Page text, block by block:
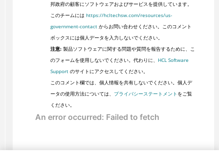
邦政府の顧客にソフトウェアおよびサービスを提供しています。
このチームには https://hcltechsw.com/resources/us-
government-contactからお問い合わせください。このコメント
ボックスには個人データを入力しないでください。
注意:製品ソフトウェアに関する問題や質問を報告するために、こ
のフォームを使用しないでください。代わりに、 HCL Software
Supportのサイトにアクセスしてください。
このコメント欄では、個人情報を共有しないでください。個人デ
ータの使用方法については、 プライバシーステートメント をご覧
ください。